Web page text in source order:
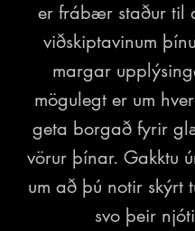
er frábær staður til
viðskiptavinum
margar
mögulegt er um
geta borgað fyrir
vörur þínar. Gakktu
um að þú notir skýrt
svo þeir njóti